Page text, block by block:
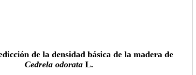
de la densidad básica de la madera de
Cedrela odorata L.